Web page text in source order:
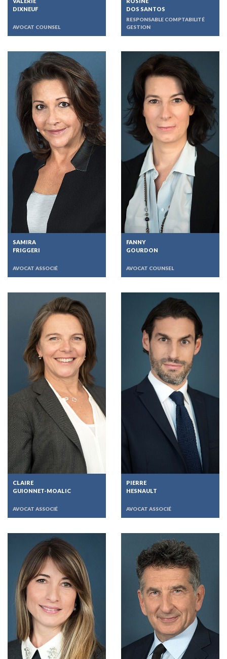
DIXNEUF
AVOCAT COUNSEL
DOS SANTOS
RESPONSABLE COMPTABILITÉ
GESTION
SAMIRA
FRIGGERI
AVOCAT ASSOCIÉ
FANNY
GOURDON
AVOCAT COUNSEL
CLAIRE
GUIONNET-MOALIC
AVOCAT ASSOCIÉ
PIERRE
HESNAULT
AVOCAT ASSOCIÉ